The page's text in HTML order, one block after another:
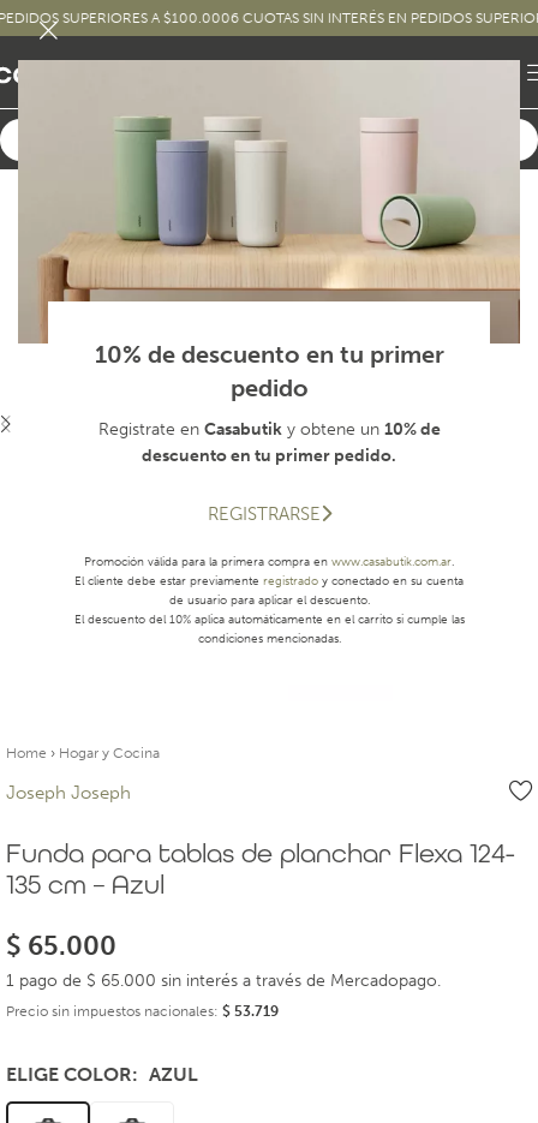
10% de descuento en tu primer
pedido
Registrate en Casabutiky obtene un 10% de
descuento en tu primer pedido.
REGISTRARSE
Promoción válida para la primera compra en www.casabutik.com.ar.
El cliente debe estar previamente registrado y conectado en su cuenta
de usuario para aplicar el descuento.
El descuento del 10% aplica automáticamente en el carrito si cumple las
condiciones mencionadas.
SUPERIORES A $100.0006 CUOTAS SIN INTERÉS EN PEDIDOS SUPERIORES
Home › Hogar y Cocina
Joseph Joseph
Funda para tablas de planchar Flexa 124-
135 cm – Azul
$ 65.000
1 pago de $ 65.000 sin interés a través de Mercadopago.
Precio sin impuestos nacionales: $ 53.719
ELIGE COLOR AZUL